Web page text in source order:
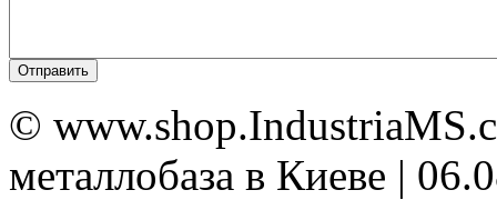
©
металлобаза в Киеве |